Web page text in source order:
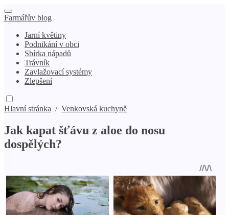
Farmářův blog
Jarní květiny
Podnikání v obci
Sbírka nápadů
Trávník
Zavlažovací systémy
Zlepšení
Hlavní stránka / Venkovská kuchyně
Jak kapat šťávu z aloe do nosu
dospělých?